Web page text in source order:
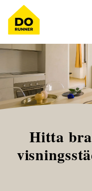
Hitta